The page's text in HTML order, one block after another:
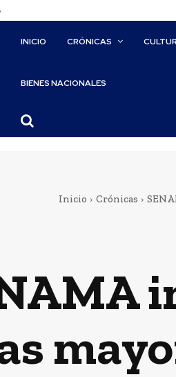
INICIO CRÓNICAS
BIENES NACIONALES
Inicio Crónicas